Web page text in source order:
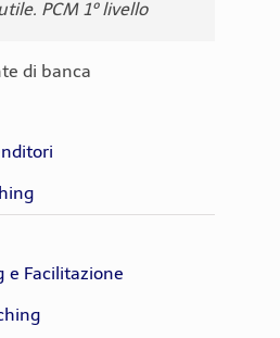
PCM 1º livello
di banca
, Risorse Umane
ed essendo
in scienze sociali
1º livello
appreso in aula.
aggiornati e
e Facilitazione